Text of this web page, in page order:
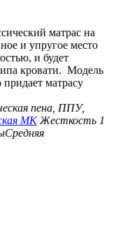
матрас на
и упругое место
и будет
кровати. Модель
матрасу
пена, ППУ,
МК Жесткость 1
Средняя